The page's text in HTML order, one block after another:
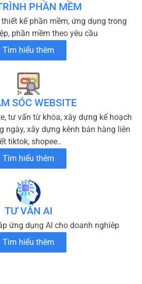
PHẦN MỀM
kế phần mềm, ứng dụng trong
phần mềm theo yêu cầu
Tìm hiểu thêm
SÓC WEBSITE
tư vấn từ khóa, xây dựng kế hoạch
ngày, xây dựng kênh bán hàng liên
tiktok, shopee..
Tìm hiểu thêm
TƯ VẤN AI
ứng dụng AI cho doanh nghiêp
Tìm hiểu thêm